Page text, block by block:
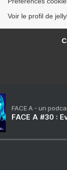
Voir le profil de
FACE A - un
FACE A #30 :